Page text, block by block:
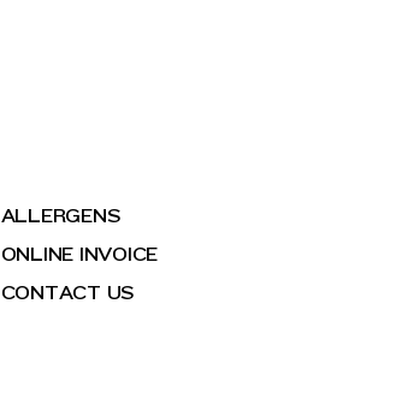
ALLERGENS
ONLINE INVOICE
CONTACT US